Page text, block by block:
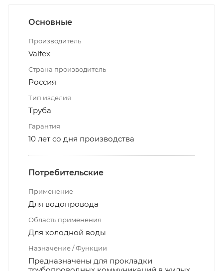
Основные
Производитель
Valfex
Страна производитель
Россия
Тип изделия
Труба
Гарантия
10 лет со дня производства
Потребительские
Применение
Для водопровода
Область применения
Для холодной воды
Назначение / Функции
Предназначены для прокладки